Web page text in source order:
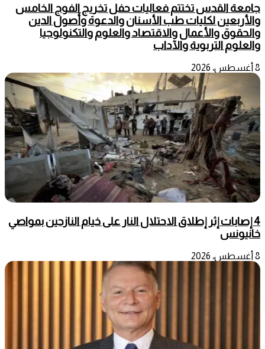
جامعة القدس تختتم فعاليات حفل تخريج الفوج الخامس
والأربعين لكليات طب الأسنان والدعوة وأصول الدين
والحقوق والأعمال والاقتصاد والعلوم والتكنولوجيا
والعلوم التربوية والآداب
8 أغسطس، 2026
4 إصابات إثر إطلاق الاحتلال النار على خيام النازحين بمواصي
خانيونس
8 أغسطس، 2026